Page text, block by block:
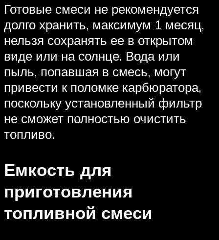
Готовые смеси не рекомендуется
долго хранить, максимум 1 месяц,
нельзя сохранять ее в открытом
виде или на солнце. Вода или
пыль, попавшая в смесь, могут
привести к поломке карбюратора,
поскольку установленный фильтр
не сможет полностью очистить
топливо.
Емкость для
приготовления
топливной смеси